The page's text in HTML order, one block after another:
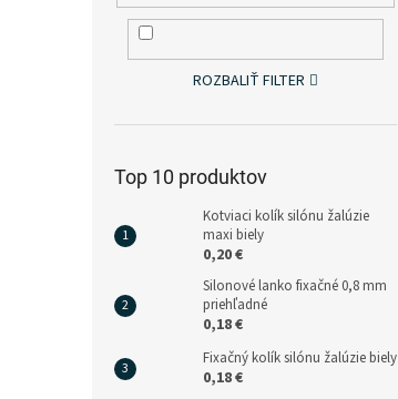
ROZBALIŤ FILTER
Top 10 produktov
Kotviaci kolík silónu žalúzie
maxi biely
0,20 €
Silonové lanko fixačné 0,8 mm
priehľadné
0,18 €
Fixačný kolík silónu žalúzie biely
0,18 €